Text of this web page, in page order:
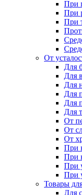
При
При
При
От
Для
Для
Для
Для
Для
Для
От
От
От
При
При
При
При
Товары
Для